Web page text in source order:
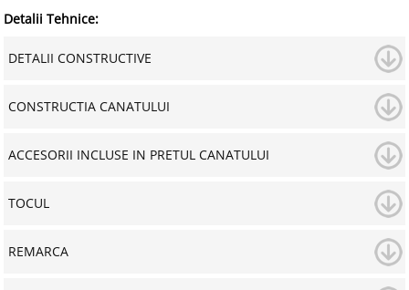
Detalii Tehnice:
DETALII CONSTRUCTIVE
CONSTRUCTIA CANATULUI
ACCESORII INCLUSE IN PRETUL CANATULUI
TOCUL
REMARCA